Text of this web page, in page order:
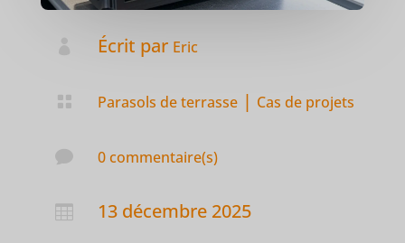
Écrit par Eric
 Parasols de terrasse| Cas de projets
 0 commentaire(s)
 13 décembre 2025